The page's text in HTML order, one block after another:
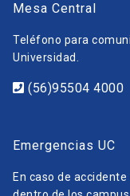
Mesa Central
Teléfono para
Universidad.
(56)95504 4000
Emergencias UC
En caso de